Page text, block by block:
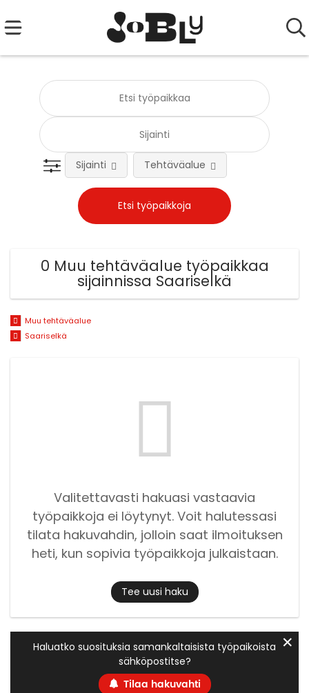
Sijainti Tehtäväalue
0 Muu tehtäväalue työpaikkaa
sijainnissa Saariselkä
Muu tehtäväalue
Saariselkä
Valitettavasti hakuasi vastaavia
työpaikkoja ei löytynyt. Voit halutessasi
tilata hakuvahdin, jolloin saat ilmoituksen
heti, kun sopivia työpaikkoja julkaistaan.
Tee uusi haku
Haluatko suosituksia samankaltaisista työpaikoista
sähköpostitse?
Tilaa hakuvahti
✕